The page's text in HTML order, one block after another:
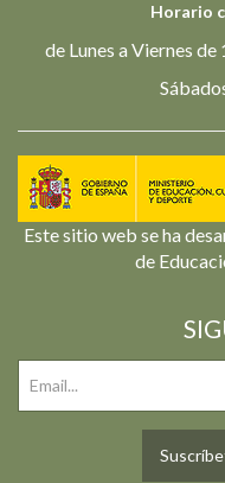
Horario
de Lunes a Viernes
Este sitio web se ha
de